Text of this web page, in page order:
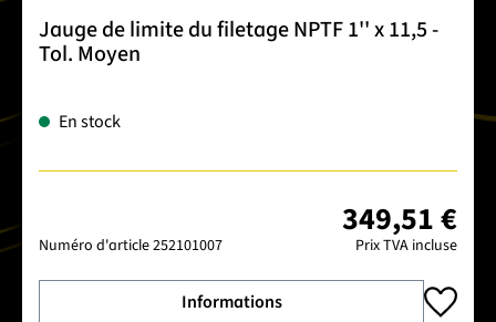
Jauge de limite du filetage NPTF 1'' x 11,5 -
Tol. Moyen
En stock
Numéro d'article252101007
349,51 €
Prix TVA incluse
Informations